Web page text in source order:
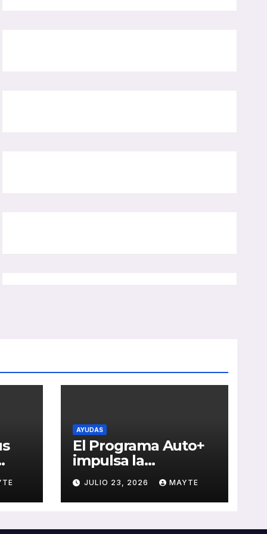
AYUDAS
El Programa Auto+
impulsa la
renovación de flotas
con ayudas a
vehículos eléctricos
JULIO 23, 2026 MAYTE